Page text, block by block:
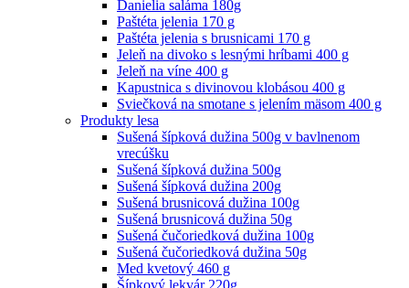
Danielia saláma 180g
Paštéta jelenia 170 g
Paštéta jelenia s brusnicami 170 g
Jeleň na divoko s lesnými hríbami 400 g
Jeleň na víne 400 g
Kapustnica s divinovou klobásou 400 g
Sviečková na smotane s jelením mäsom 400 g
Produkty lesa
Sušená šípková dužina 500g v bavlnenom
vrecúšku
Sušená šípková dužina 500g
Sušená šípková dužina 200g
Sušená brusnicová dužina 100g
Sušená brusnicová dužina 50g
Sušená čučoriedková dužina 100g
Sušená čučoriedková dužina 50g
Med kvetový 460 g
Šípkový lekvár 220g